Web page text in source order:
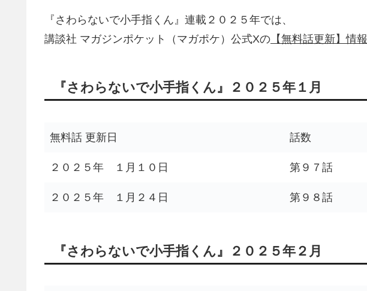
『さわらないで小手指くん』連載２０２５年では、
講談社 マガジンポケット（マガポケ）公式Xの 【無料話更新】情報
『さわらないで小手指くん』２０２５年１月
無料話 更新日 話数
２０２５年 １月１０日 第９７話
２０２５年 １月２４日 第９８話
『さわらないで小手指くん』２０２５年２月